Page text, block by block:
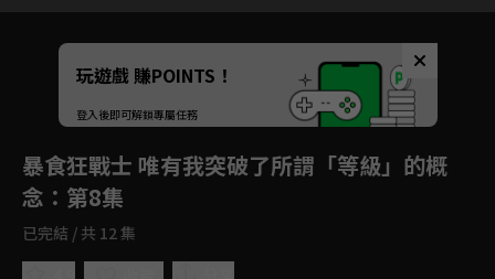
Unmute
如有不便請見諒
玩遊戲 賺POINTS！
登入後即可解鎖專屬任務
暴食狂戰士 唯有我突破了所謂「等級」的概
念 ：第8集
已完結 / 共 12 集